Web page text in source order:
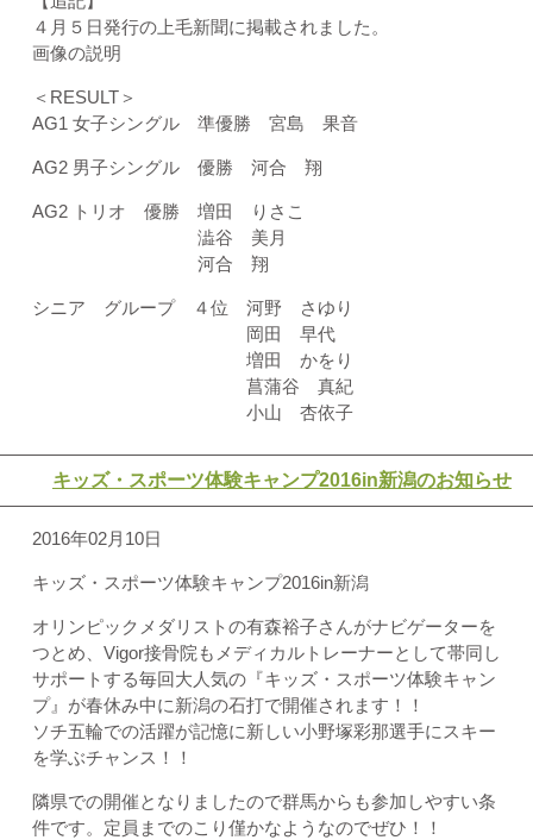
４月５日発行の上毛新聞に掲載されました。
画像の説明
＜RESULT＞
AG1 女子シングル 準優勝 宮島 果音
AG2 男子シングル 優勝 河合 翔
AG2 トリオ 優勝 増田 りさこ
澁谷 美月
河合 翔
シニア グループ ４位 河野 さゆり
岡田 早代
増田 かをり
菖蒲谷 真紀
小山 杏依子
キッズ・スポーツ体験キャンプ2016in新潟のお知らせ
2016年02月10日
キッズ・スポーツ体験キャンプ2016in新潟
オリンピックメダリストの有森裕子さんがナビゲーターを
つとめ、Vigor接骨院もメディカルトレーナーとして帯同し
サポートする毎回大人気の『キッズ・スポーツ体験キャン
プ』が春休み中に新潟の石打で開催されます！！
ソチ五輪での活躍が記憶に新しい小野塚彩那選手にスキー
を学ぶチャンス！！
隣県での開催となりましたので群馬からも参加しやすい条
件です。定員までのこり僅かなようなのでぜひ！！